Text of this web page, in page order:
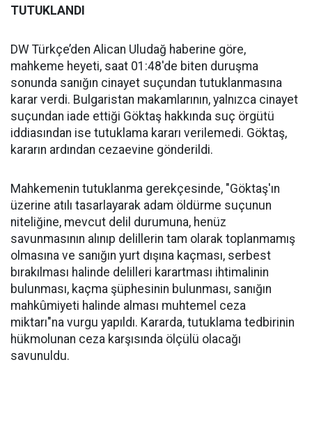
TUTUKLANDI
DW Türkçe’den Alican Uludağ haberine göre,
mahkeme heyeti, saat 01:48'de biten duruşma
sonunda sanığın cinayet suçundan tutuklanmasına
karar verdi. Bulgaristan makamlarının, yalnızca cinayet
suçundan iade ettiği Göktaş hakkında suç örgütü
iddiasından ise tutuklama kararı verilemedi. Göktaş,
kararın ardından cezaevine gönderildi.
Mahkemenin tutuklanma gerekçesinde, "Göktaş'ın
üzerine atılı tasarlayarak adam öldürme suçunun
niteliğine, mevcut delil durumuna, henüz
savunmasının alınıp delillerin tam olarak toplanmamış
olmasına ve sanığın yurt dışına kaçması, serbest
bırakılması halinde delilleri karartması ihtimalinin
bulunması, kaçma şüphesinin bulunması, sanığın
mahkûmiyeti halinde alması muhtemel ceza
miktarı"na vurgu yapıldı. Kararda, tutuklama tedbirinin
hükmolunan ceza karşısında ölçülü olacağı
savunuldu.